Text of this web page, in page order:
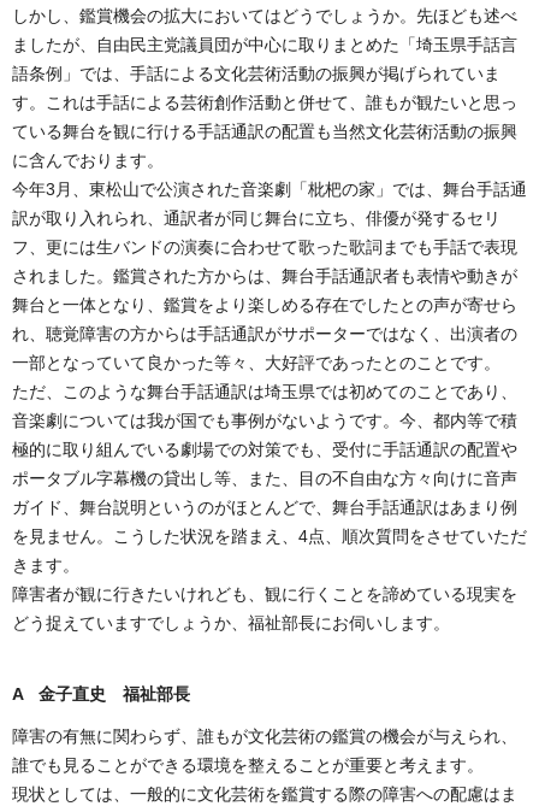
しかし、鑑賞機会の拡大においてはどうでしょうか。先ほども述べ
ましたが、自由民主党議員団が中心に取りまとめた「埼玉県手話言
語条例」では、手話による文化芸術活動の振興が掲げられていま
す。これは手話による芸術創作活動と併せて、誰もが観たいと思っ
ている舞台を観に行ける手話通訳の配置も当然文化芸術活動の振興
に含んでおります。
今年3月、東松山で公演された音楽劇「枇杷の家」では、舞台手話通
訳が取り入れられ、通訳者が同じ舞台に立ち、俳優が発するセリ
フ、更には生バンドの演奏に合わせて歌った歌詞までも手話で表現
されました。鑑賞された方からは、舞台手話通訳者も表情や動きが
舞台と一体となり、鑑賞をより楽しめる存在でしたとの声が寄せら
れ、聴覚障害の方からは手話通訳がサポーターではなく、出演者の
一部となっていて良かった等々、大好評であったとのことです。
ただ、このような舞台手話通訳は埼玉県では初めてのことであり、
音楽劇については我が国でも事例がないようです。今、都内等で積
極的に取り組んでいる劇場での対策でも、受付に手話通訳の配置や
ポータブル字幕機の貸出し等、また、目の不自由な方々向けに音声
ガイド、舞台説明というのがほとんどで、舞台手話通訳はあまり例
を見ません。こうした状況を踏まえ、4点、順次質問をさせていただ
きます。
障害者が観に行きたいけれども、観に行くことを諦めている現実を
どう捉えていますでしょうか、福祉部長にお伺いします。
A 金子直史 福祉部長
障害の有無に関わらず、誰もが文化芸術の鑑賞の機会が与えられ、
誰でも見ることができる環境を整えることが重要と考えます。
現状としては、一般的に文化芸術を鑑賞する際の障害への配慮はま